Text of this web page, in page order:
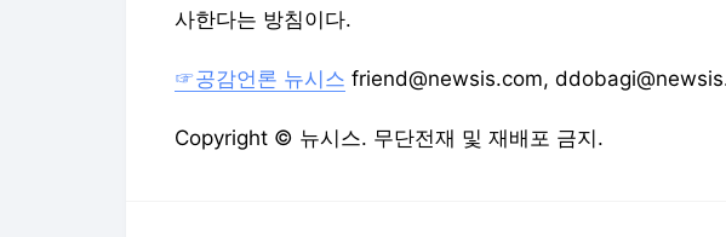
사한다는 방침이다.
☞공감언론 뉴시스 friend@newsis.com,
Copyright © 뉴시스. 무단전재 및 재배포 금지.